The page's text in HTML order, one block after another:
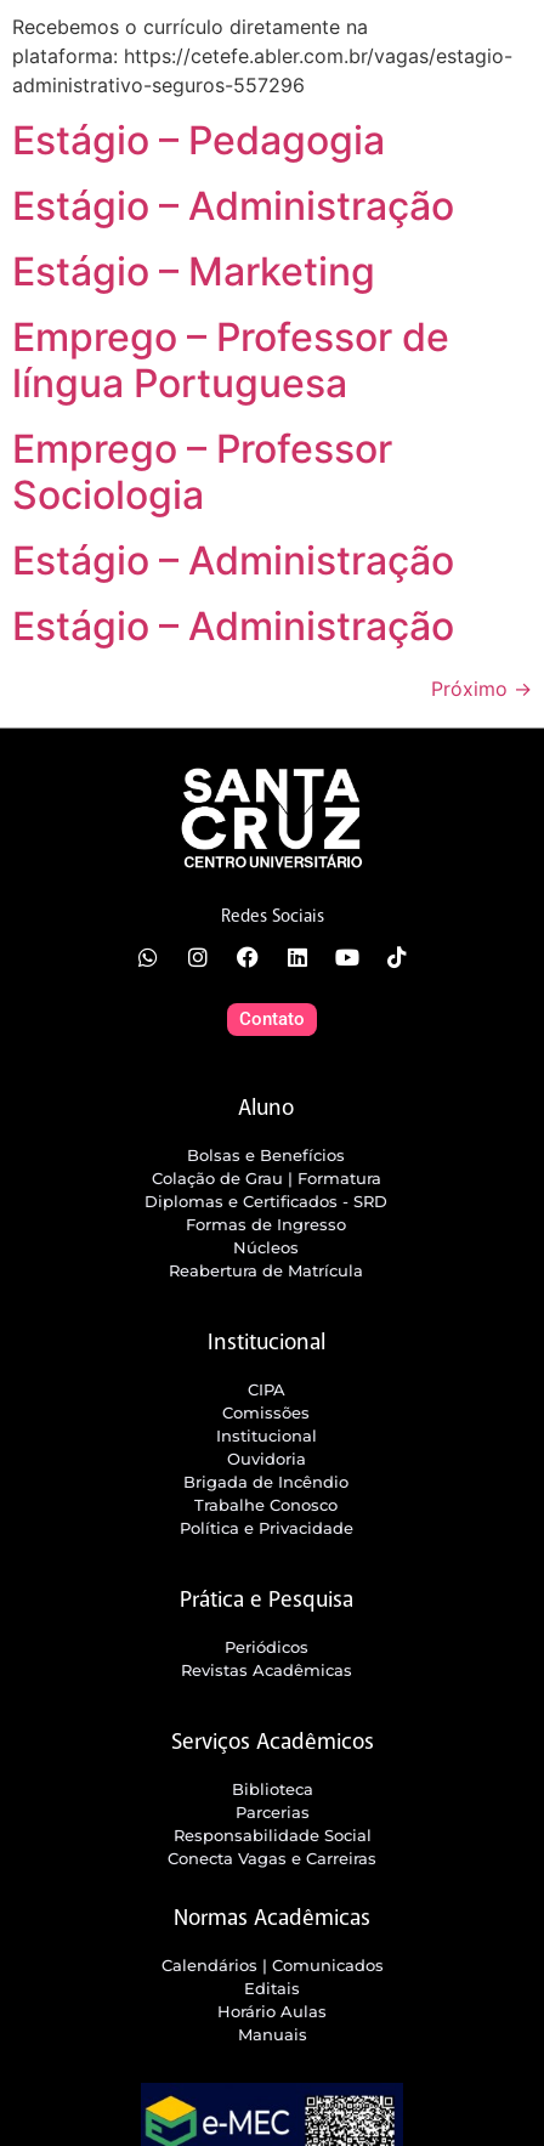
Recebemos o currículo diretamente na
plataforma: https://cetefe.abler.com.br/vagas/estagio-
administrativo-seguros-557296
Estágio – Pedagogia
Estágio – Administração
Estágio – Marketing
Emprego – Professor de
língua Portuguesa
Emprego – Professor
Sociologia
Estágio – Administração
Estágio – Administração
Próximo →
Redes Sociais
Contato
Aluno
Bolsas e Benefícios
Colação de Grau | Formatura
Diplomas e Certificados - SRD
Formas de Ingresso
Núcleos
Reabertura de Matrícula
Institucional
CIPA
Comissões
Institucional
Ouvidoria
Brigada de Incêndio
Trabalhe Conosco
Política e Privacidade
Prática e Pesquisa
Periódicos
Revistas Acadêmicas
Serviços Acadêmicos
Biblioteca
Parcerias
Responsabilidade Social
Conecta Vagas e Carreiras
Normas Acadêmicas
Calendários | Comunicados
Editais
Horário Aulas
Manuais